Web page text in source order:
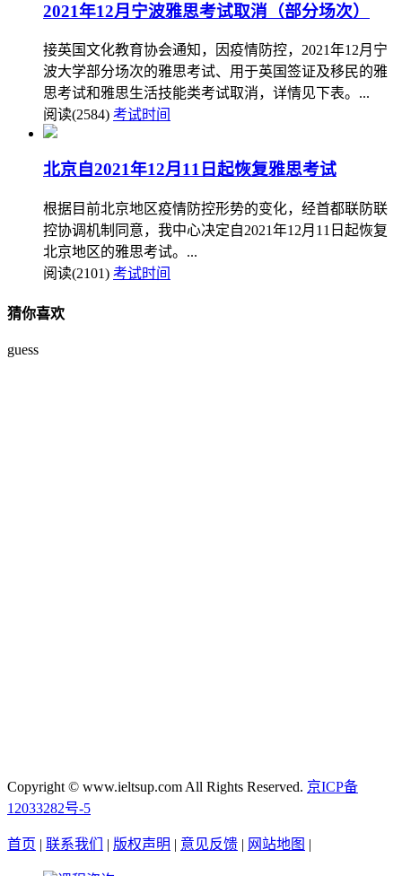
2021年12月宁波雅思考试取消（部分场次）
接英国文化教育协会通知，因疫情防控，2021年12月宁
波大学部分场次的雅思考试、用于英国签证及移民的雅
思考试和雅思生活技能类考试取消，详情见下表。...
阅读(2584) 考试时间
北京自2021年12月11日起恢复雅思考试
根据目前北京地区疫情防控形势的变化，经首都联防联
控协调机制同意，我中心决定自2021年12月11日起恢复
北京地区的雅思考试。...
阅读(2101) 考试时间
猜你喜欢
guess
Copyright © www.ieltsup.com All Rights Reserved. 京ICP备
12033282号-5
首页 | 联系我们 | 版权声明 | 意见反馈 | 网站地图 |